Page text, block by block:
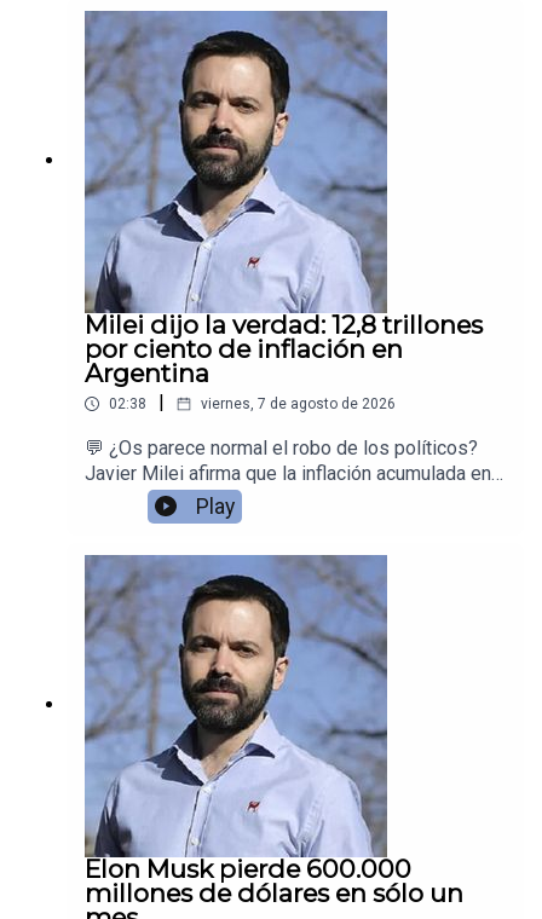
Milei dijo la verdad: 12,8 trillones
por ciento de inflación en
Argentina
02:38 | viernes, 7 de agosto de 2026
💬 ¿Os parece normal el robo de los políticos?
Javier Milei afirma que la inflación acumulada en
Argentina desde la creación del Banco Central es
de 12,8 trillones por ciento. Las redes peronistas
se ríen… pero la cifra es rigurosamente
cierta.Juan Ramón Rallo explica el dato, muestra
la evolución histórica de la inflación argentina
desde 1935 (con cuatro hiperinflaciones) y
recuerda que, justo antes de la llegada de Milei,
el país estaba al borde de una quinta
hiperinflación provocada por el peronismo.
Play
Elon Musk pierde 600.000
millones de dólares en sólo un